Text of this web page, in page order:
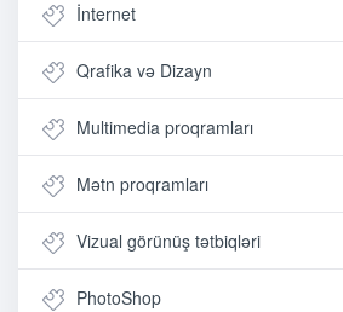
İnternet
Qrafika və Dizayn
Multimedia proqramları
Mətn proqramları
Vizual görünüş tətbiqləri
PhotoShop